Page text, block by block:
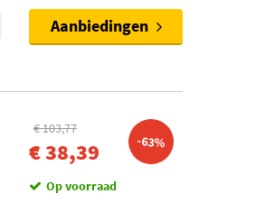
Aanbiedingen
€ 103,77
€ 38,39 -63%
Op voorraad